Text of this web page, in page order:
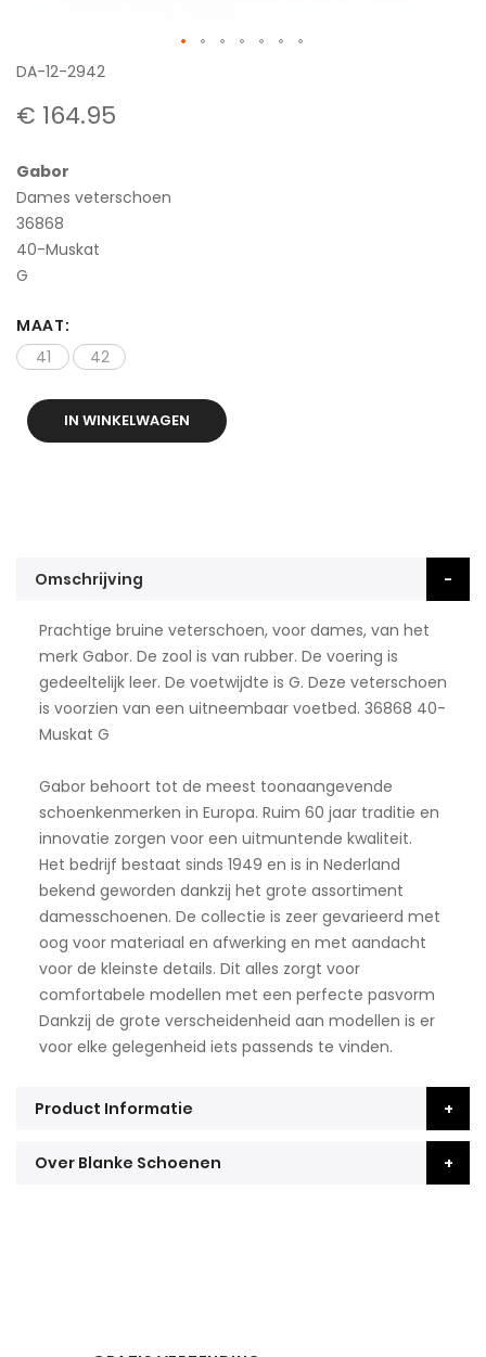
Ga
het
van
de
afbeeldingen-
gallerij
DA-12-2942
€ 164.95
Gabor
Dames veterschoen
36868
40-Muskat
G
MAAT
41
42
IN WINKELWAGEN
Omschrijving
Prachtige bruine veterschoen, voor dames, van het
merk Gabor. De zool is van rubber. De voering is
gedeeltelijk leer. De voetwijdte is G. Deze veterschoen
is voorzien van een uitneembaar voetbed. 36868 40-
Muskat G
Gabor behoort tot de meest toonaangevende
schoenkenmerken in Europa. Ruim 60 jaar traditie en
innovatie zorgen voor een uitmuntende kwaliteit.
Het bedrijf bestaat sinds 1949 en is in Nederland
bekend geworden dankzij het grote assortiment
damesschoenen. De collectie is zeer gevarieerd met
oog voor materiaal en afwerking en met aandacht
voor de kleinste details. Dit alles zorgt voor
comfortabele modellen met een perfecte pasvorm
Dankzij de grote verscheidenheid aan modellen is er
voor elke gelegenheid iets passends te vinden.
Product Informatie
Over Blanke Schoenen